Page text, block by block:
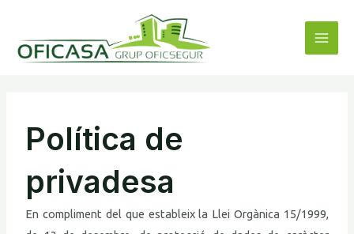
contingut
Política de
privadesa
En compliment del que estableix la Llei Orgànica 15/1999,